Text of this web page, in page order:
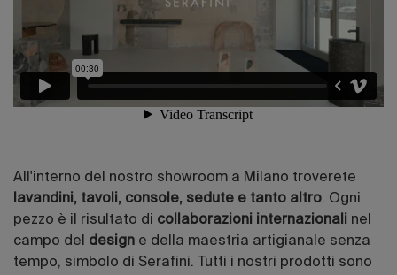
All'interno del nostro showroom a Milano troverete
lavandini, tavoli, console, sedute e tanto altro. Ogni
pezzo è il risultato di collaborazioni internazionali nel
campo del design e della maestria artigianale senza
tempo, simbolo di Serafini. Tutti i nostri prodotti sono